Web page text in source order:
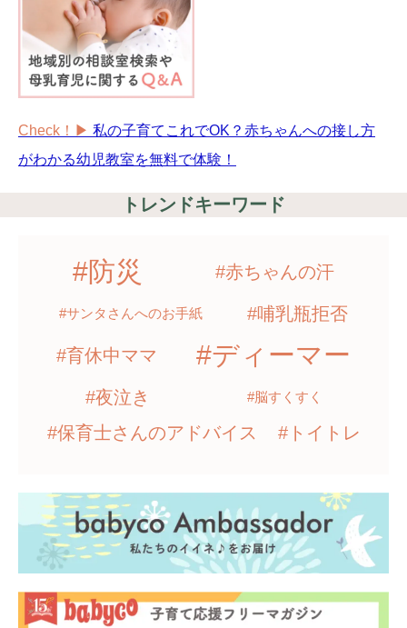
Check！▶︎ 私の子育てこれでOK？赤ちゃんへの接し方
がわかる幼児教室を無料で体験！
トレンドキーワード
#防災 #赤ちゃんの汗
#サンタさんへのお手紙 #哺乳瓶拒否
#育休中ママ #ディーマー
#夜泣き #脳すくすく
#保育士さんのアドバイス #トイトレ